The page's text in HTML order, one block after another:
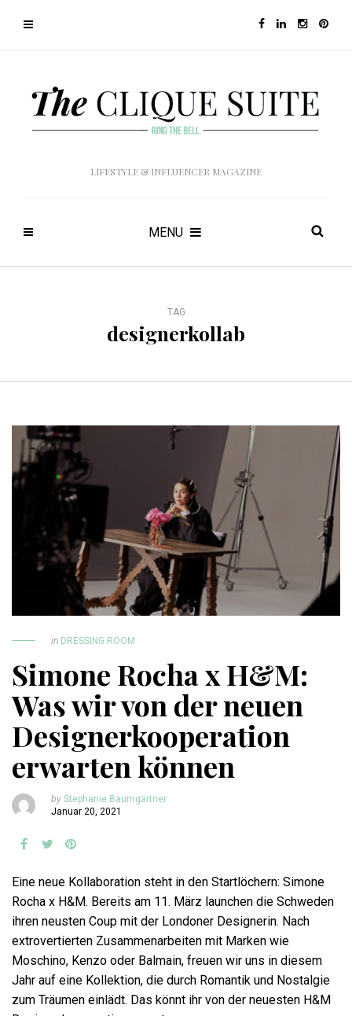
LIFESTYLE & INFLUENCER MAGAZINE
MENU
TAG
designerkollab
in DRESSING ROOM
Simone Rocha x H&M:
Was wir von der neuen
Designerkooperation
erwarten können
by Stephanie Baumgärtner
Januar 20, 2021
Eine neue Kollaboration steht in den Startlöchern: Simone
Rocha x H&M. Bereits am 11. März launchen die Schweden
ihren neusten Coup mit der Londoner Designerin. Nach
extrovertierten Zusammenarbeiten mit Marken wie
Moschino, Kenzo oder Balmain, freuen wir uns in diesem
Jahr auf eine Kollektion, die durch Romantik und Nostalgie
zum Träumen einlädt. Das könnt ihr von der neuesten H&M